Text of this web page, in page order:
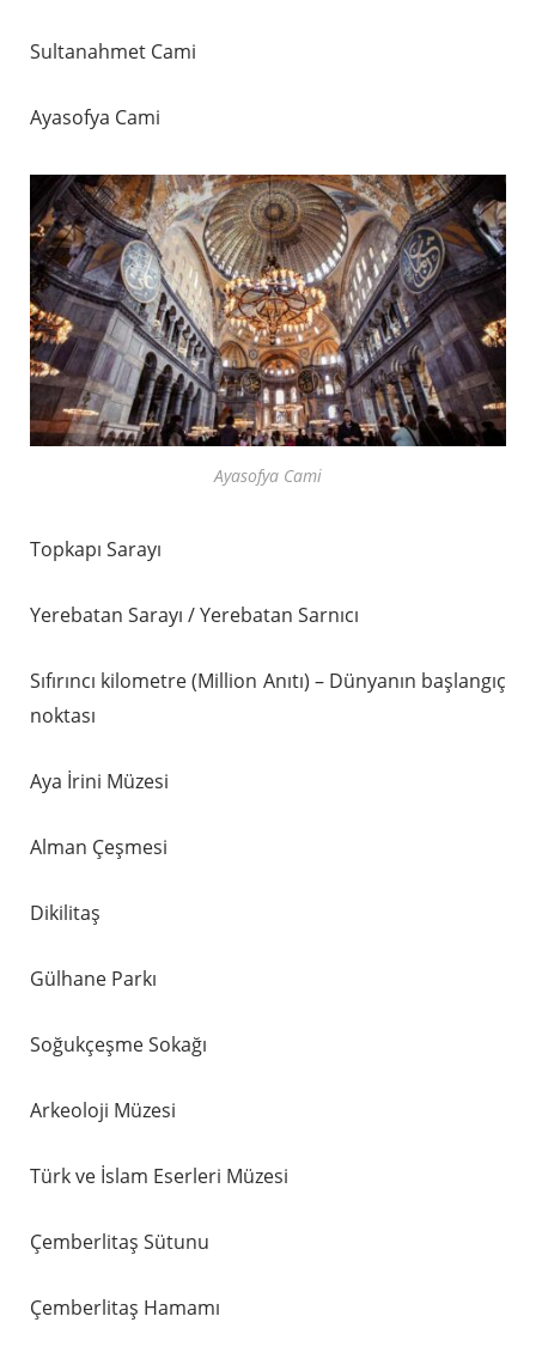
Sultanahmet Cami
Ayasofya Cami
Ayasofya Cami
Topkapı Sarayı
Yerebatan Sarayı / Yerebatan Sarnıcı
Sıfırıncı kilometre (Million Anıtı) – Dünyanın başlangıç
noktası
Aya İrini Müzesi
Alman Çeşmesi
Dikilitaş
Gülhane Parkı
Soğukçeşme Sokağı
Arkeoloji Müzesi
Türk ve İslam Eserleri Müzesi
Çemberlitaş Sütunu
Çemberlitaş Hamamı